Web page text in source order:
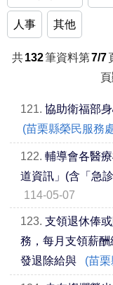
人事 其他
共 132筆資料第7/7
121. 協助衛福部
(苗栗縣榮民服務
122. 輔導會各醫
道資訊」(含「急
114-05-07
123. 支領退休俸
務，每月支領薪
發退除給與
(苗